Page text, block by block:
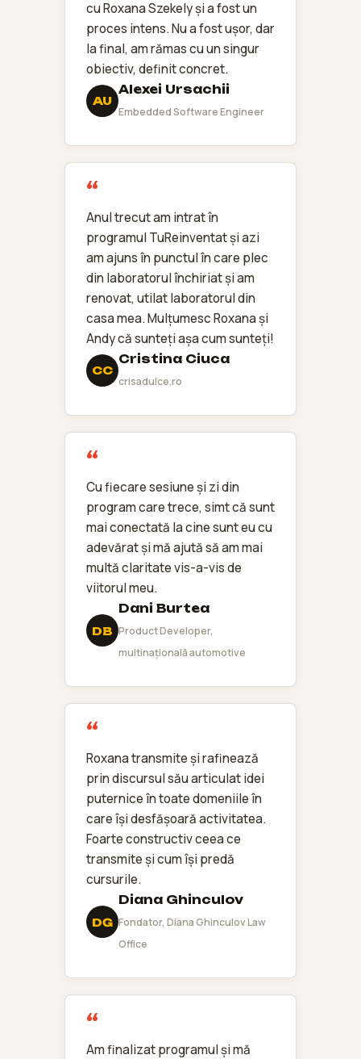
cu Roxana Szekely și a fost un
proces intens. Nu a fost ușor, dar
la final, am rămas cu un singur
obiectiv, definit concret.
AU
Alexei Ursachii
Embedded Software Engineer
Anul trecut am intrat în
programul TuReinventat și azi
am ajuns în punctul în care plec
din laboratorul închiriat și am
renovat, utilat laboratorul din
casa mea. Mulțumesc Roxana și
Andy că sunteți așa cum sunteți!
CC
Cristina Ciuca
crisadulce.ro
Cu fiecare sesiune și zi din
program care trece, simt că sunt
mai conectată la cine sunt eu cu
adevărat și mă ajută să am mai
multă claritate vis-a-vis de
viitorul meu.
DB
Dani Burtea
Product Developer,
multinațională automotive
Roxana transmite și rafinează
prin discursul său articulat idei
puternice în toate domeniile în
care își desfășoară activitatea.
Foarte constructiv ceea ce
transmite și cum își predă
cursurile.
DG
Diana Ghinculov
Fondator, Diana Ghinculov Law
Office
Am finalizat programul și mă